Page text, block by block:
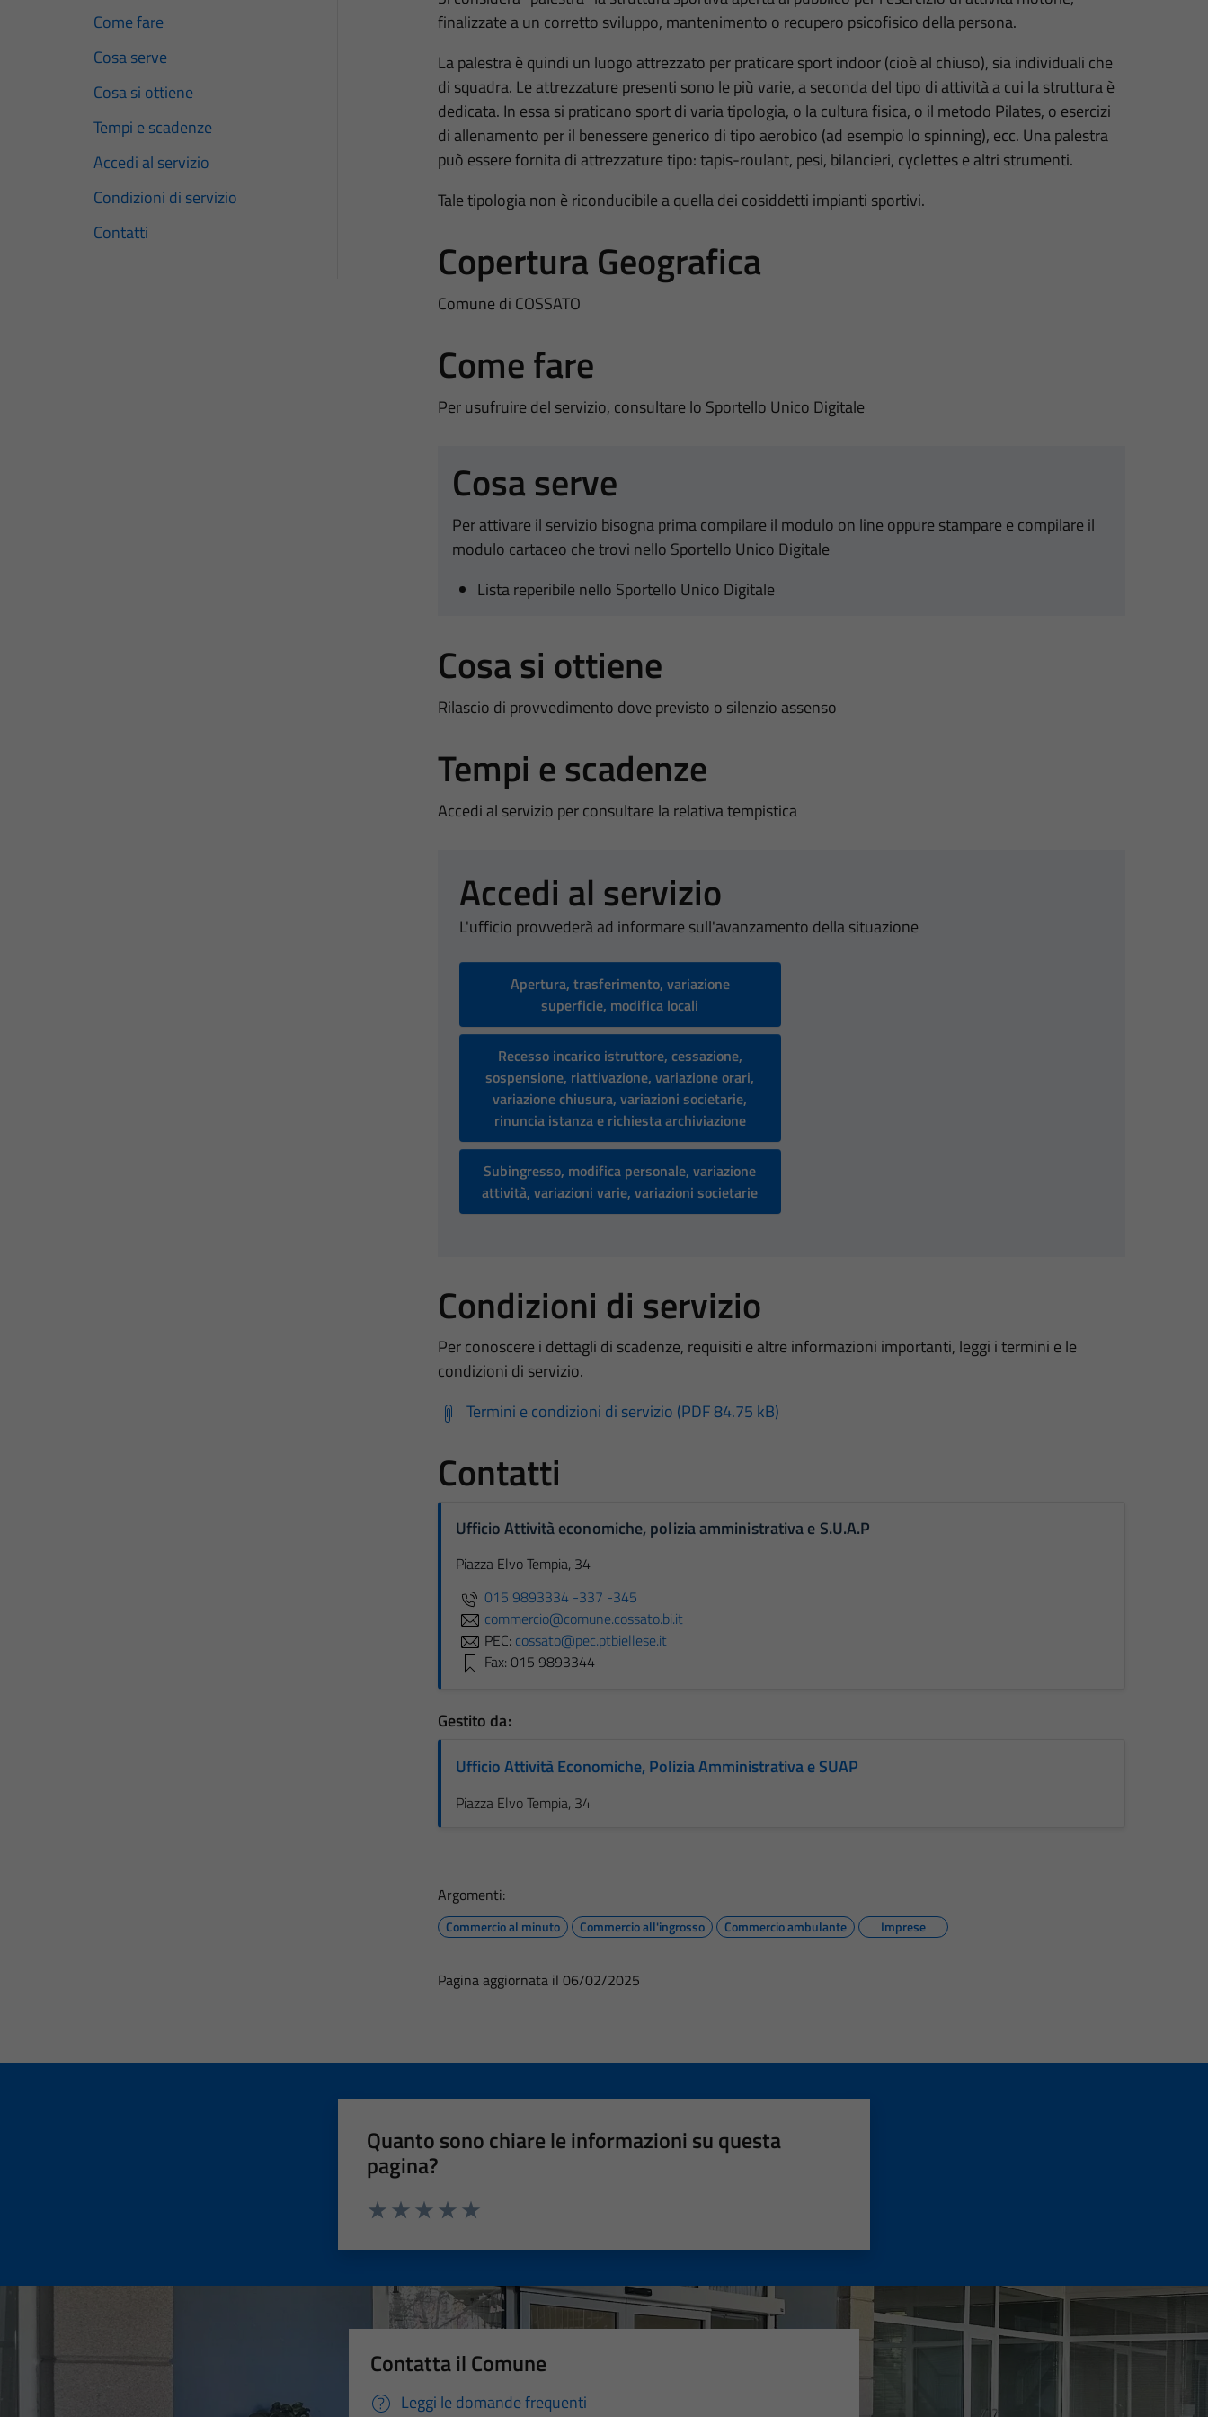
Come fare
Cosa serve
Cosa si ottiene
Tempi e scadenze
Accedi al servizio
Condizioni di servizio
Contatti
finalizzate a un corretto sviluppo, mantenimento o recupero psicofisico della persona.
La palestra è quindi un luogo attrezzato per praticare sport indoor (cioè al chiuso), sia individuali che
di squadra. Le attrezzature presenti sono le più varie, a seconda del tipo di attività a cui la struttura è
dedicata. In essa si praticano sport di varia tipologia, o la cultura fisica, o il metodo Pilates, o esercizi
di allenamento per il benessere generico di tipo aerobico (ad esempio lo spinning), ecc. Una palestra
può essere fornita di attrezzature tipo: tapis-roulant, pesi, bilancieri, cyclettes e altri strumenti.
Tale tipologia non è riconducibile a quella dei cosiddetti impianti sportivi.
Copertura Geografica
Comune di COSSATO
Come fare
Per usufruire del servizio, consultare lo Sportello Unico Digitale
Cosa serve
Per attivare il servizio bisogna prima compilare il modulo on line oppure stampare e compilare il
modulo cartaceo che trovi nello Sportello Unico Digitale
Lista reperibile nello Sportello Unico Digitale
Cosa si ottiene
Rilascio di provvedimento dove previsto o silenzio assenso
Tempi e scadenze
Accedi al servizio per consultare la relativa tempistica
Accedi al servizio
L'ufficio provvederà ad informare sull'avanzamento della situazione
Apertura, trasferimento, variazione
superficie, modifica locali
Recesso incarico istruttore, cessazione,
sospensione, riattivazione, variazione orari,
variazione chiusura, variazioni societarie,
rinuncia istanza e richiesta archiviazione
Subingresso, modifica personale, variazione
attività, variazioni varie, variazioni societarie
Condizioni di servizio
Per conoscere i dettagli di scadenze, requisiti e altre informazioni importanti, leggi i termini e le
condizioni di servizio.
Termini e condizioni di servizio (PDF 84.75 kB)
Contatti
Ufficio Attività economiche, polizia amministrativa e S.U.A.P
Piazza Elvo Tempia, 34
015 9893334 -337 -345
commercio@comune.cossato.bi.it
PEC: cossato@pec.ptbiellese.it
Fax: 015 9893344
Gestito da:
Ufficio Attività Economiche, Polizia Amministrativa e SUAP
Piazza Elvo Tempia, 34
Argomenti:
Commercio al minuto Commercio all'ingrosso Commercio ambulante Imprese
Pagina aggiornata il 06/02/2025
Quanto sono chiare le informazioni su questa
pagina?
Contatta il Comune
Leggi le domande frequenti